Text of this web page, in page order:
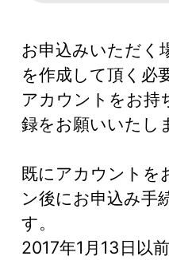
お申込みいただく
を作成して頂く必
アカウントをお持
録をお願いいたし
既にアカウントを
ン後にお申込み手
す。
2017年1月13日以